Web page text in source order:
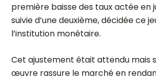
première baisse des taux actée en
suivie d’une deuxième, décidée ce
l’institution monétaire.
Cet ajustement était attendu mais
œuvre rassure le marché en